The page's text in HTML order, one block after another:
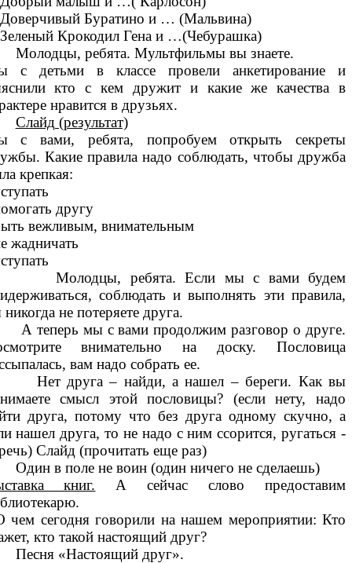
Буратино и … (Мальвина)
Крокодил Гена и …(Чебурашка)
ребята. Мультфильмы вы знаете.
с детьми в классе провели анкетирование и
кто с кем дружит и какие же качества в
нравится в друзьях.
Слайд (результат)
с вами, ребята, попробуем открыть секреты
Какие правила надо соблюдать, чтобы дружба
крепкая:
другу
вежливым, внимательным
жадничать
ребята. Если мы с вами будем
соблюдать и выполнять эти правила,
не потеряете друга.
мы с вами продолжим разговор о друге.
внимательно на доску. Пословица
вам надо собрать ее.
друга – найди, а нашел – береги. Как вы
смысл этой пословицы? (если нету, надо
друга, потому что без друга одному скучно, а
нашел друга, то не надо с ним ссорится, ругаться -
Слайд (прочитать еще раз)
в поле не воин (один ничего не сделаешь)
книг. А сейчас слово предоставим
чем сегодня говорили на нашем мероприятии: Кто
кто такой настоящий друг?
«Настоящий друг».